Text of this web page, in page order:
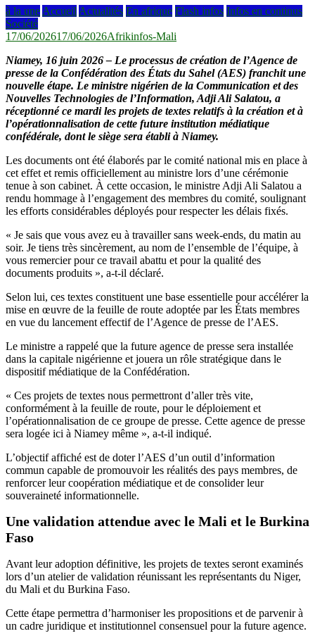
à la une Accueil Actualités En afrique Flash infos Infos en continus
Société
17/06/202617/06/2026Afrikinfos-Mali
Niamey, 16 juin 2026 – Le processus de création de l’Agence de
presse de la Confédération des États du Sahel (AES) franchit une
nouvelle étape. Le ministre nigérien de la Communication et des
Nouvelles Technologies de l’Information, Adji Ali Salatou, a
réceptionné ce mardi les projets de textes relatifs à la création et à
l’opérationnalisation de cette future institution médiatique
confédérale, dont le siège sera établi à Niamey.
Les documents ont été élaborés par le comité national mis en place à
cet effet et remis officiellement au ministre lors d’une cérémonie
tenue à son cabinet. À cette occasion, le ministre Adji Ali Salatou a
rendu hommage à l’engagement des membres du comité, soulignant
les efforts considérables déployés pour respecter les délais fixés.
« Je sais que vous avez eu à travailler sans week-ends, du matin au
soir. Je tiens très sincèrement, au nom de l’ensemble de l’équipe, à
vous remercier pour ce travail abattu et pour la qualité des
documents produits », a-t-il déclaré.
Selon lui, ces textes constituent une base essentielle pour accélérer la
mise en œuvre de la feuille de route adoptée par les États membres
en vue du lancement effectif de l’Agence de presse de l’AES.
Le ministre a rappelé que la future agence de presse sera installée
dans la capitale nigérienne et jouera un rôle stratégique dans le
dispositif médiatique de la Confédération.
« Ces projets de textes nous permettront d’aller très vite,
conformément à la feuille de route, pour le déploiement et
l’opérationnalisation de ce groupe de presse. Cette agence de presse
sera logée ici à Niamey même », a-t-il indiqué.
L’objectif affiché est de doter l’AES d’un outil d’information
commun capable de promouvoir les réalités des pays membres, de
renforcer leur coopération médiatique et de consolider leur
souveraineté informationnelle.
Une validation attendue avec le Mali et le Burkina
Faso
Avant leur adoption définitive, les projets de textes seront examinés
lors d’un atelier de validation réunissant les représentants du Niger,
du Mali et du Burkina Faso.
Cette étape permettra d’harmoniser les propositions et de parvenir à
un cadre juridique et institutionnel consensuel pour la future agence.